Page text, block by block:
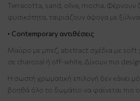
Terracotta, sand, olive, mocha. Φέρνουν
φυσικότητα, ταιριάζουν άψογα με ξύλινα
• Contemporary αντιθέσεις
Μαύρο με μπεζ, abstract σχέδια με soft
σε charcoal ή off-white. Δίνουν πιο
Η σωστή χρωματική επιλογή δεν κάνει
βοηθά όλο το δωμάτιο να φαίνεται πιο